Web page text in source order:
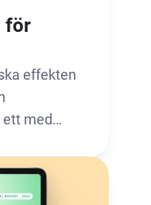
för
effekten
ett med